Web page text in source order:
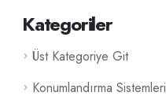
Kategoriler
Üst Kategoriye Git
Konumlandırma Sistemleri